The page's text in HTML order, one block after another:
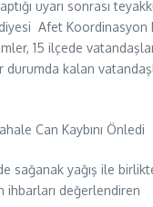
uyarı sonrası
Afet Koordinasyon
15 ilçede
kalan
Can Kaybını Önledi
sağanak yağış ile birlikte
ihbarları değerlendiren